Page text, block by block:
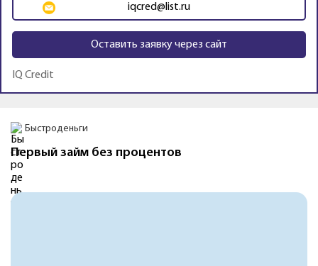
iqcred@list.ru
Оставить заявку через сайт
IQ Credit
Быстроденьги
Первый займ без процентов